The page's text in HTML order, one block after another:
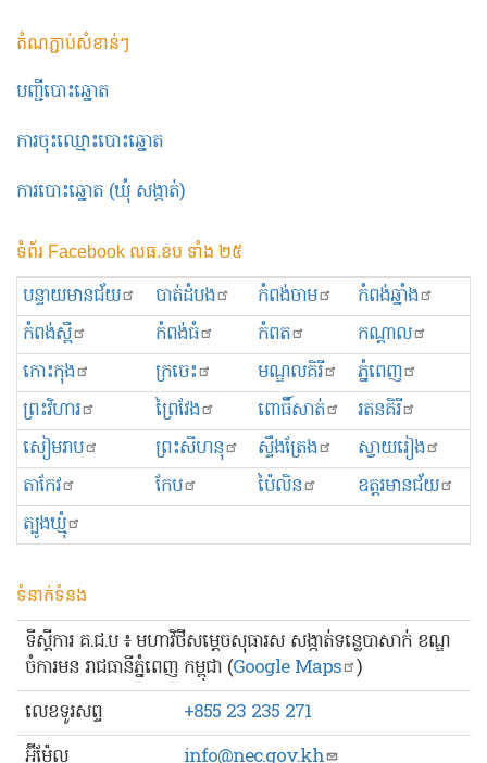
តំណភ្ជាប់សំខាន់ៗ
បញ្ជីបោះឆ្នោត
ការចុះឈ្មោះបោះឆ្នោត
ការបោះឆ្នោត (ឃុំ សង្កាត់)
ទំព័រ Facebook លធ.ខប ទាំង ២៥
បន្ទាយមានជ័យ បាត់ដំបង កំពង់ចាម
កំពង់ឆ្នាំង
កំពង់ស្ពឺ
កំពង់ធំ កំពត
កណ្ដាល
កោះកុង
ក្រចេះ មណ្ឌលគិរី
ភ្នំពេញ
ព្រះ​វិហារ
ព្រៃវែង ពោធិ៍សាត់
រតនគិរី
សៀមរាប
ព្រះសីហនុ ស្ទឹងត្រែង
ស្វាយរៀង
តាកែវ
កែប ប៉ៃលិន
ឧត្ដរមានជ័យ
ត្បូងឃ្មុំ
ទំនាក់ទំនង
ទីស្ដីការ គ.ជ.ប ៖ មហាវិថីសម្ដេចសុធារស សង្កាត់ទន្លេបាសាក់ ខណ្ឌ
ចំការមន រាជធានីភ្នំពេញ កម្ពុជា (Google Maps )
លេខ​ទូរសព្ទ
+855 23 235 271
អ៊ីម៉ែល
info@nec.gov.kh